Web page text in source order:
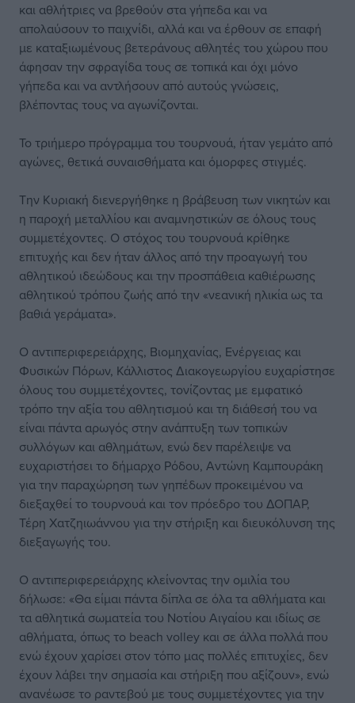
και αθλήτριες να βρεθούν στα γήπεδα και να
απολαύσουν το παιχνίδι, αλλά και να έρθουν σε επαφή
με καταξιωμένους βετεράνους αθλητές του χώρου που
άφησαν την σφραγίδα τους σε τοπικά και όχι μόνο
γήπεδα και να αντλήσουν από αυτούς γνώσεις,
βλέποντας τους να αγωνίζονται.
Το τριήμερο πρόγραμμα του τουρνουά, ήταν γεμάτο από
αγώνες, θετικά συναισθήματα και όμορφες στιγμές.
Την Κυριακή διενεργήθηκε η βράβευση των νικητών και
η παροχή μεταλλίου και αναμνηστικών σε όλους τους
συμμετέχοντες. Ο στόχος του τουρνουά κρίθηκε
επιτυχής και δεν ήταν άλλος από την προαγωγή του
αθλητικού ιδεώδους και την προσπάθεια καθιέρωσης
αθλητικού τρόπου ζωής από την «νεανική ηλικία ως τα
βαθιά γεράματα».
Ο αντιπεριφερειάρχης, Βιομηχανίας, Ενέργειας και
Φυσικών Πόρων, Κάλλιστος Διακογεωργίου ευχαρίστησε
όλους του συμμετέχοντες, τονίζοντας με εμφατικό
τρόπο την αξία του αθλητισμού και τη διάθεσή του να
είναι πάντα αρωγός στην ανάπτυξη των τοπικών
συλλόγων και αθλημάτων, ενώ δεν παρέλειψε να
ευχαριστήσει το δήμαρχο Ρόδου, Αντώνη Καμπουράκη
για την παραχώρηση των γηπέδων προκειμένου να
διεξαχθεί το τουρνουά και τον πρόεδρο του ΔΟΠΑΡ,
Τέρη Χατζηιωάννου για την στήριξη και διευκόλυνση της
διεξαγωγής του.
Ο αντιπεριφερειάρχης κλείνοντας την ομιλία του
δήλωσε: «Θα είμαι πάντα δίπλα σε όλα τα αθλήματα και
τα αθλητικά σωματεία του Νοτίου Αιγαίου και ιδίως σε
αθλήματα, όπως το beach volley και σε άλλα πολλά που
ενώ έχουν χαρίσει στον τόπο μας πολλές επιτυχίες, δεν
έχουν λάβει την σημασία και στήριξη που αξίζουν», ενώ
ανανέωσε το ραντεβού με τους συμμετέχοντες για την